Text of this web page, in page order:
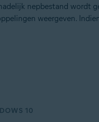
nepbestand wordt
weergeven.
10